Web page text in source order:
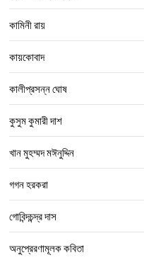
কামিনী রায়
কায়কোবাদ
কালীপ্রসন্ন ঘোষ
কুসুম কুমারী দাশ
খান মুহম্মদ মঈনুদ্দিন
গগন হরকরা
গোবিন্দচন্দ্র দাস
অনুপ্রেরণামূলক কবিতা